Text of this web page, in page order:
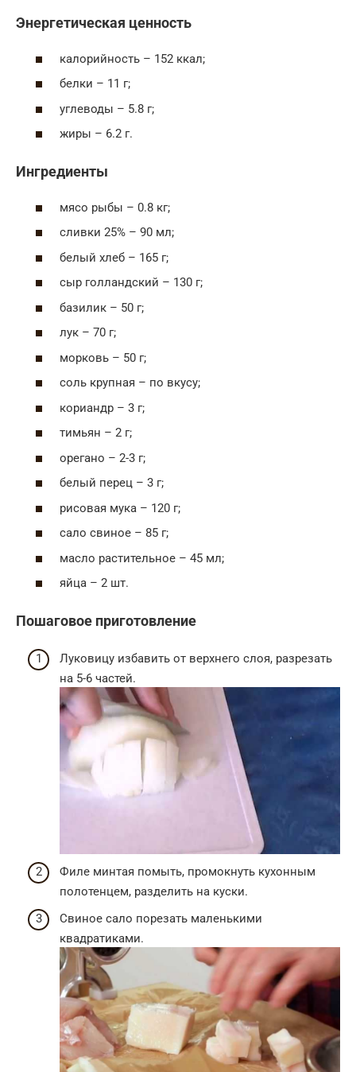
Энергетическая ценность
калорийность – 152 ккал;
белки – 11 г;
углеводы – 5.8 г;
жиры – 6.2 г.
Ингредиенты
мясо рыбы – 0.8 кг;
сливки 25% – 90 мл;
белый хлеб – 165 г;
сыр голландский – 130 г;
базилик – 50 г;
лук – 70 г;
морковь – 50 г;
соль крупная – по вкусу;
кориандр – 3 г;
тимьян – 2 г;
орегано – 2-3 г;
белый перец – 3 г;
рисовая мука – 120 г;
сало свиное – 85 г;
масло растительное – 45 мл;
яйца – 2 шт.
Пошаговое приготовление
Луковицу избавить от верхнего слоя, разрезать
на 5-6 частей.
Филе минтая помыть, промокнуть кухонным
полотенцем, разделить на куски.
Свиное сало порезать маленькими
квадратиками.